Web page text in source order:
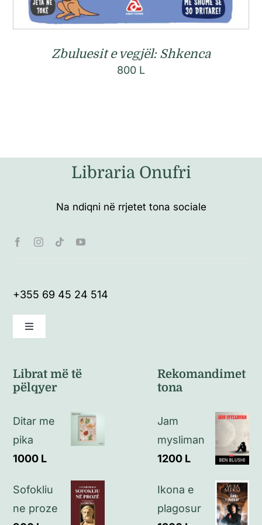
Zbuluesit e vegjël: Shkenca
800 L
Libraria Onufri
Na ndiqni në rrjetet tona sociale
+355 69 45 24 514
Toggle
Politikat e kthimeve
Politikat e privatësisë
Librat më të
pëlqyer
Ditar me
pika
1000 L
Sofokliu
ne proze
Rekomandimet
tona
Jam
mysliman
1200 L
Ikona e
plagosur